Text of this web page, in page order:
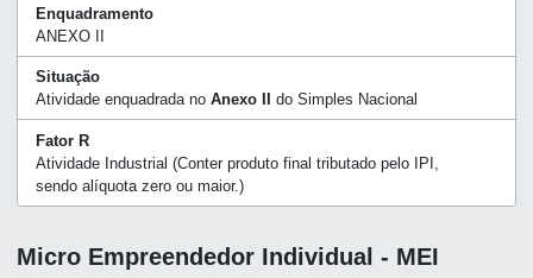
Enquadramento
ANEXO II
Situação
Atividade enquadrada no Anexo II do Simples Nacional
Fator R
Atividade Industrial (Conter produto final tributado pelo IPI,
sendo alíquota zero ou maior.)
Micro Empreendedor Individual - MEI